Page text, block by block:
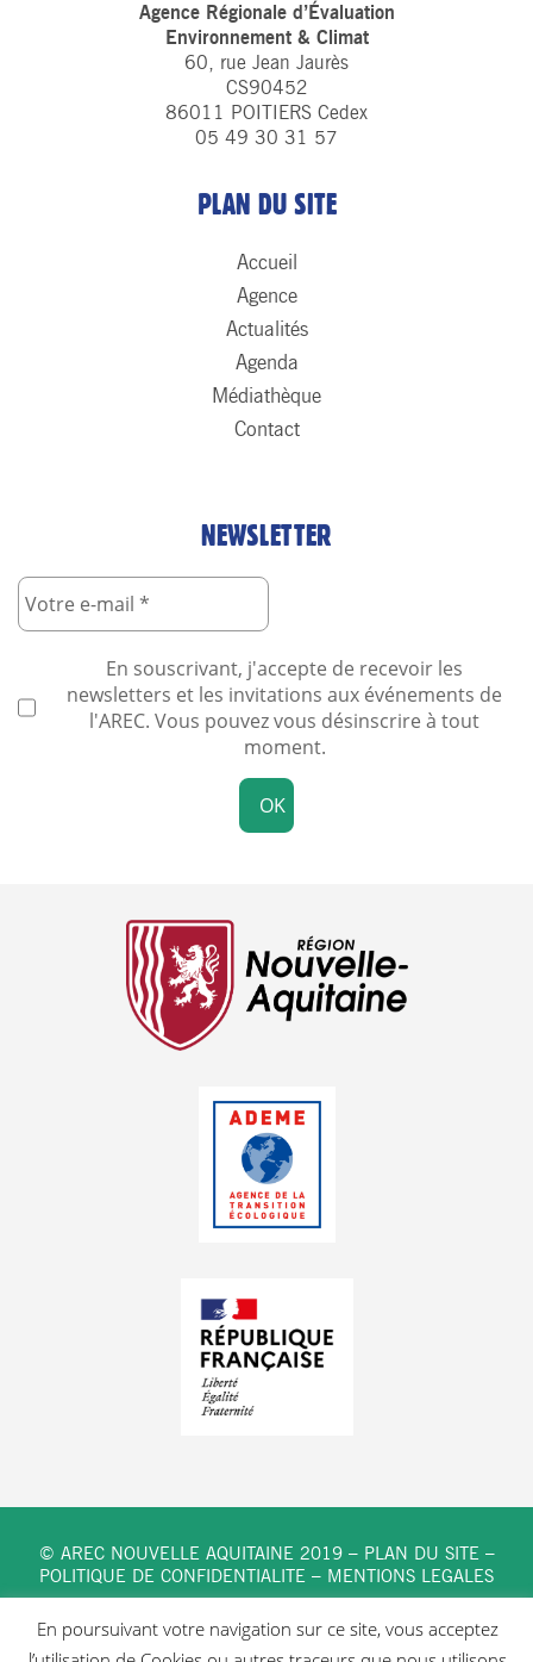
Agence Régionale d’Évaluation
Environnement & Climat
60, rue Jean Jaurès
CS90452
86011 POITIERS Cedex
05 49 30 31 57
PLAN DU SITE
Accueil
Agence
Actualités
Agenda
Médiathèque
Contact
NEWSLETTER
En souscrivant, j'accepte de recevoir les
newsletters et les invitations aux événements de
l'AREC. Vous pouvez vous désinscrire à tout
moment.
© AREC NOUVELLE AQUITAINE 2019 – PLAN DU SITE–
POLITIQUE DE CONFIDENTIALITE – MENTIONS LEGALES
En poursuivant votre navigation sur ce site, vous acceptez